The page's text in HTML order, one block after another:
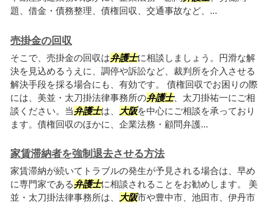
題、借金・債務整理、債権回収、交通事故など、...
売掛金の回収
そこで、売掛金の回収は弁護士に相談しましょう。円滑な解
決を見込めるうえに、調停や訴訟など、裁判所を介入させる
解決手段を採る場合にも、有効です。 債権回収でお困りの際
には、美並・太刀掛法律事務所の弁護士、太刀掛祐一にご相
談ください。当弁護士は、 大阪を中心にご相談を承っており
ます。債権回収のほかに、企業法務・顧問弁護...
家賃滞納者を強制退去させる方法
家賃滞納が続いてトラブルの発生が予見される場合は、早め
に専門家である弁護士に相談されることをお勧めします。 美
並・太刀掛法律事務所は、
大阪市や豊中市、池田市、伊丹市